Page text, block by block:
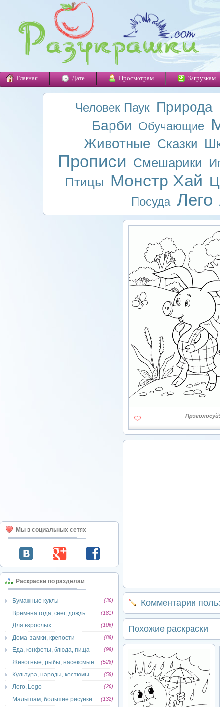
Главная Дате Просмотрам Загрузкам
Человек Паук Природа
Барби Обучающие
Животные Сказки
Прописи Смешарики
Птицы Монстр Хай
Посуда Лего
Мы в социальных сетях
Раскраски по разделам
Бумажные куклы (30)
Времена года, снег, дождь (181)
Для взрослых (106)
Дома, замки, крепости (88)
Еда, конфеты, блюда, пища (98)
Животные, рыбы, насекомые (528)
Культура, народы, костюмы (59)
Лего, Lego (20)
Малышам, большие рисунки (132)
Проголосуй!
Комментарии
Похожие раскраски